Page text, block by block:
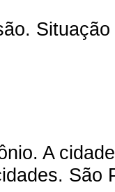
A
São